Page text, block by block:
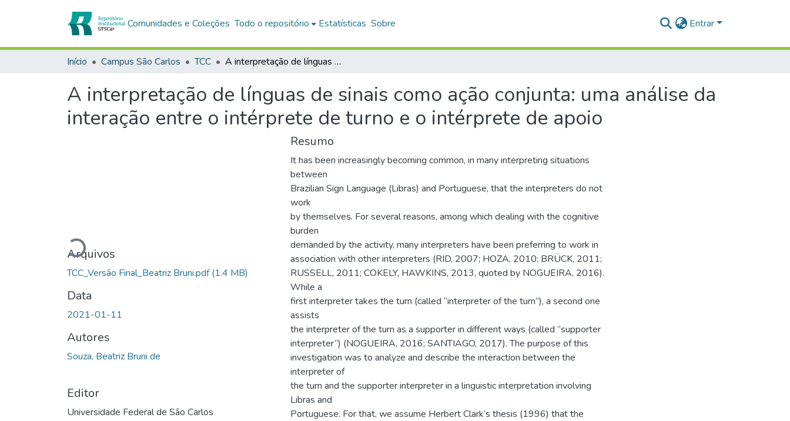
Comunidades e Coleções Todo o repositório Estatísticas Sobre Entrar
Início Campus São Carlos TCC A interpretação de línguas de sinais como ação conjunta: uma análise da interação entre o intérprete de turno e o intérprete de apoio
A interpretação de línguas de sinais como ação conjunta: uma análise da
interação entre o intérprete de turno e o intérprete de apoio
Carregando...
Arquivos
TCC_Versão Final_Beatriz Bruni.pdf(1.4 MB)
Data
2021-01-11
Autores
Souza, Beatriz Bruni de
Editor
Universidade Federal de São Carlos
Resumo
It has been increasingly becoming common, in many interpreting situations
between
Brazilian Sign Language (Libras) and Portuguese, that the interpreters do not
work
by themselves. For several reasons, among which dealing with the cognitive
burden
demanded by the activity, many interpreters have been preferring to work in
association with other interpreters (RID, 2007; HOZA, 2010; BRÜCK, 2011;
RUSSELL, 2011; COKELY, HAWKINS, 2013, quoted by NOGUEIRA, 2016).
While a
first interpreter takes the turn (called “interpreter of the turn”), a second one
assists
the interpreter of the turn as a supporter in different ways (called “supporter
interpreter”) (NOGUEIRA, 2016; SANTIAGO, 2017). The purpose of this
investigation was to analyze and describe the interaction between the
interpreter of
the turn and the supporter interpreter in a linguistic interpretation involving
Libras and
Portuguese. For that, we assume Herbert Clark’s thesis (1996) that the